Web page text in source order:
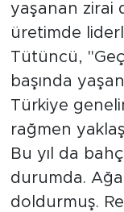
yaşanan zirai
üretimde
Tütüncü,
başında
Türkiye
rağmen
Bu yıl da
durumda.
doldurmuş.